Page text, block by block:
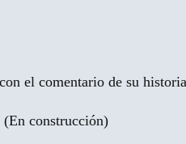
el comentario de su
(En construcción)